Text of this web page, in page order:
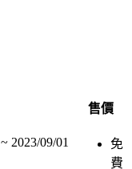
售價
~ 2023/09/01
免
費